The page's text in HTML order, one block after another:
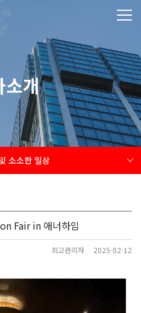
소개
소소한 일상
Fair in 애너하임
최고관리자 2025-02-12